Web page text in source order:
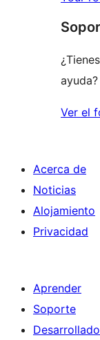
estrellas
ayuda?
Ver el
Acerca de
Noticias
Alojamiento
Privacidad
Aprender
Soporte